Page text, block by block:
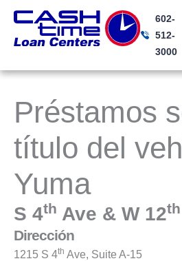
contenido
602-
512-
3000
Préstamos
título del
Yuma
S 4th Ave & W 12th
Dirección
1215 S 4th Ave, Suite A-15